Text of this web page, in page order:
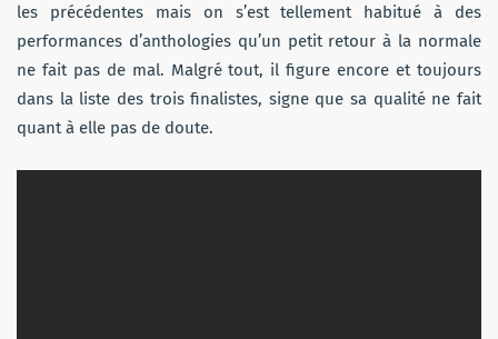
les précédentes mais on s’est tellement habitué à des
performances d’anthologies qu’un petit retour à la normale
ne fait pas de mal. Malgré tout, il figure encore et toujours
dans la liste des trois finalistes, signe que sa qualité ne fait
quant à elle pas de doute.